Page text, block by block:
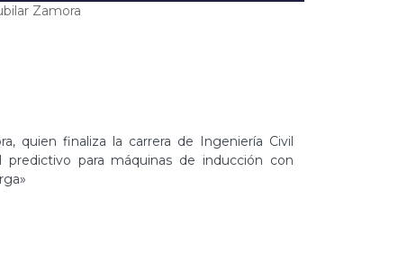
Zamora
quien finaliza la carrera de Ingeniería Civil
para máquinas de inducción con